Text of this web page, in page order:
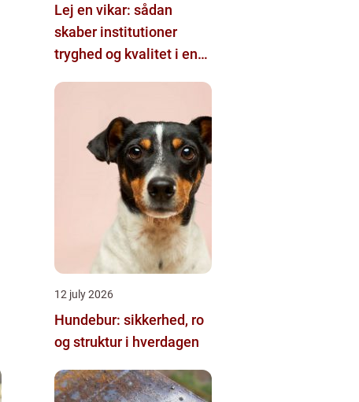
Lej en vikar: sådan
skaber institutioner
tryghed og kvalitet i en
12 july 2026
Hundebur: sikkerhed, ro
og struktur i hverdagen